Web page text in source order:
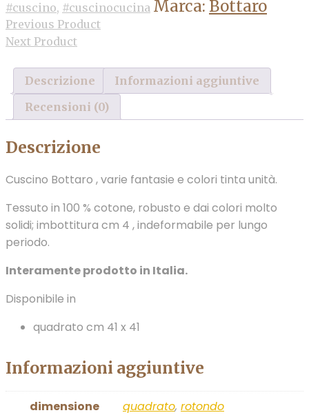
#cuscino, #cuscinocucina Marca: Bottaro
Previous Product
Next Product
Descrizione
Informazioni aggiuntive
Recensioni (0)
Descrizione
Cuscino Bottaro , varie fantasie e colori tinta unità.
Tessuto in 100 % cotone, robusto e dai colori molto
solidi; imbottitura cm 4 , indeformabile per lungo
periodo.
Interamente prodotto in Italia.
Disponibile in
quadrato cm 41 x 41
Informazioni aggiuntive
dimensione quadrato, rotondo